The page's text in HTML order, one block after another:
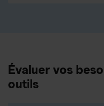
Évaluer vos
outils